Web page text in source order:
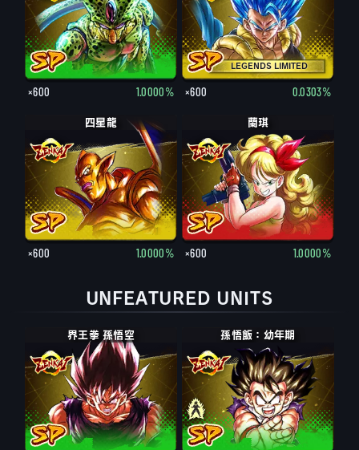
×600 1.0000%
LEGENDS LIMITED
×600 0.0303%
四星龍
×600 1.0000%
蘭琪
×600 1.0000%
UNFEATURED UNITS
界王拳 孫悟空 孫悟飯：幼年期